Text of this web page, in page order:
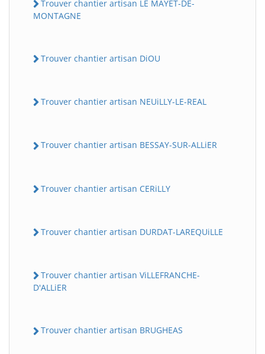
Trouver chantier artisan LE MAYET-DE-
MONTAGNE
Trouver chantier artisan DiOU
Trouver chantier artisan NEUiLLY-LE-REAL
Trouver chantier artisan BESSAY-SUR-ALLiER
Trouver chantier artisan CERiLLY
Trouver chantier artisan DURDAT-LAREQUiLLE
Trouver chantier artisan ViLLEFRANCHE-
D'ALLiER
Trouver chantier artisan BRUGHEAS